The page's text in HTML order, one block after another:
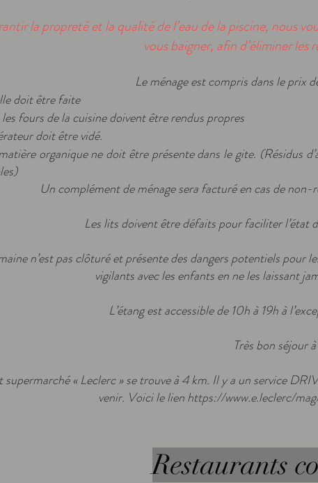
la propreté et la qualité de l’eau de la piscine, nous
vous baigner, afin d’éliminer les
Le ménage est compris dans le prix
doit être faite
fours de la cuisine doivent être rendus propres
doit être vidé.
organique ne doit être présente dans le gite. (Résidus
Un complément de ménage sera facturé en cas de non-
Les lits doivent être défaits pour faciliter l’état
n’est pas clôturé et présente des dangers potentiels pour
vigilants avec les enfants en ne les laissant
L’étang est accessible de 10h à 19h à
Très bon séjour
supermarché « Leclerc » se trouve à 4 km. Il y a un service
venir. Voici le lienhttps://www.e.leclerc/
Restaurants